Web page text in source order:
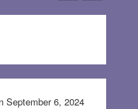
September 6, 2024